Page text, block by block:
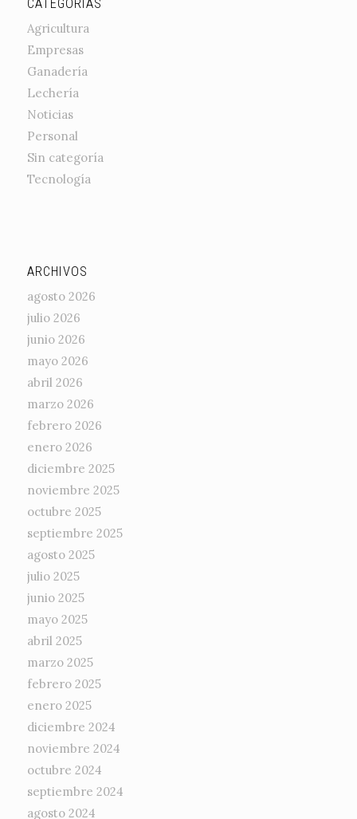
CATEGORÍAS
Agricultura
Empresas
Ganadería
Lechería
Noticias
Personal
Sin categoría
Tecnología
ARCHIVOS
agosto 2026
julio 2026
junio 2026
mayo 2026
abril 2026
marzo 2026
febrero 2026
enero 2026
diciembre 2025
noviembre 2025
octubre 2025
septiembre 2025
agosto 2025
julio 2025
junio 2025
mayo 2025
abril 2025
marzo 2025
febrero 2025
enero 2025
diciembre 2024
noviembre 2024
octubre 2024
septiembre 2024
agosto 2024